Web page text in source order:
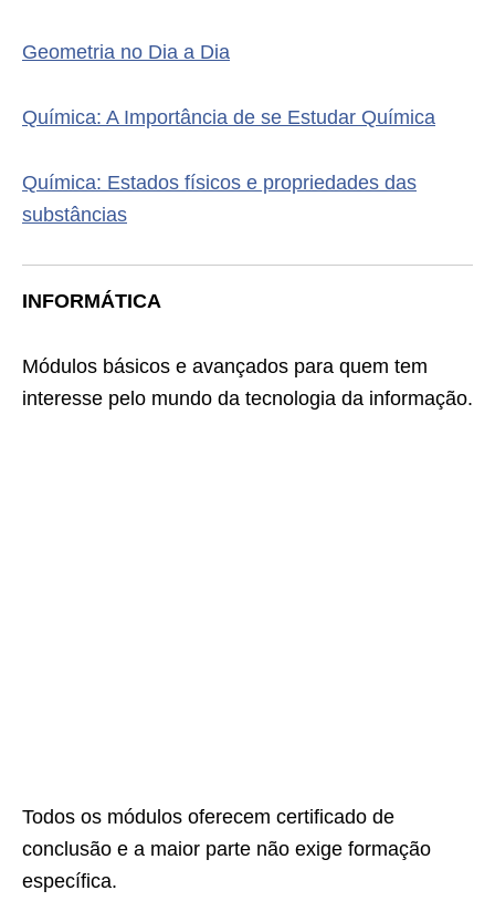
Geometria no Dia a Dia
Química: A Importância de se Estudar Química
Química: Estados físicos e propriedades das
substâncias
INFORMÁTICA
Módulos básicos e avançados para quem tem
interesse pelo mundo da tecnologia da informação.
Todos os módulos oferecem certificado de
conclusão e a maior parte não exige formação
específica.